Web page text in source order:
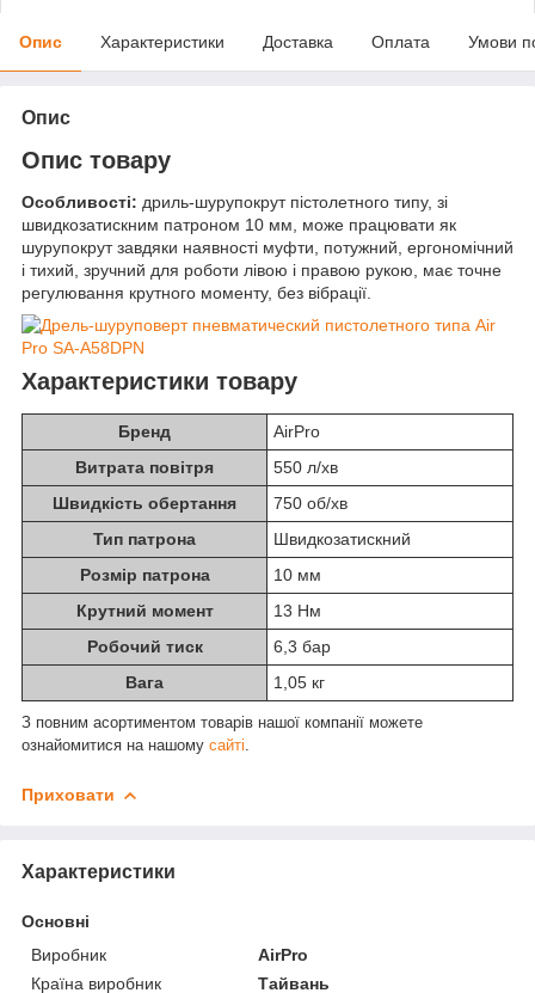
Опис Характеристики Доставка Оплата Умови
Опис
Опис товару
Особливості: дриль-шурупокрут пістолетного типу, зі
швидкозатискним патроном 10 мм, може працювати як
шурупокрут завдяки наявності муфти, потужний, ергономічний
і тихий, зручний для роботи лівою і правою рукою, має точне
регулювання крутного моменту, без вібрації.
Характеристики товару
Бренд
AirPro
Витрата повітря
550 л/хв
Швидкість обертання
750 об/хв
Тип патрона
Швидкозатискний
Розмір патрона
10 мм
Крутний момент
13 Нм
Робочий тиск
6,3 бар
Вага
1,05 кг
З повним асортиментом товарів нашої компанії можете
ознайомитися на нашому сайті.
Приховати
Характеристики
Основні
Виробник
AirPro
Країна виробник
Тайвань